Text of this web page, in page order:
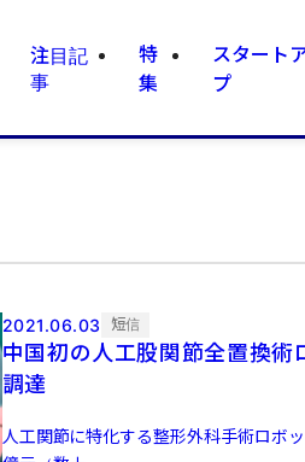
注目記
事
特
集
スタート
プ
2021.06.03 短信
中国初の人工股関節全置換
調達
人工関節に特化する整形外科手術ロボ